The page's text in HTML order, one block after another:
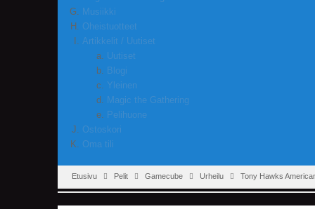
Musiikki
Oheistuotteet
Artikkelit / Uutiset
Uutiset
Blogi
Yleinen
Magic the Gathering
Pelihuone
Ostoskori
Oma tili
Etusivu Pelit Gamecube Urheilu Tony Hawks